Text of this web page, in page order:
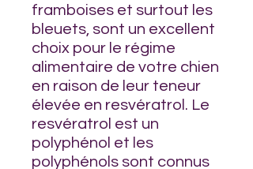
framboises et surtout les
bleuets, sont un excellent
choix pour le régime
alimentaire de votre chien
en raison de leur teneur
élevée en resvératrol. Le
resvératrol est un
polyphénol et les
polyphénols sont connus